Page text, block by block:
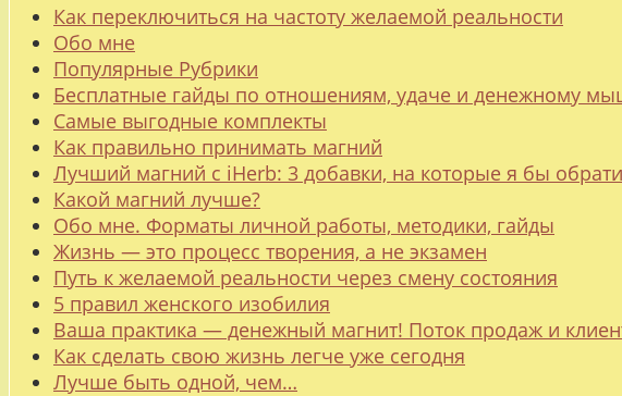
Как переключиться на частоту желаемой реальности
Обо мне
Популярные Рубрики
Бесплатные гайды по отношениям, удаче и денежному
Самые выгодные комплекты
Как правильно принимать магний
Лучший магний с iHerb: 3 добавки, на которые я бы
Какой магний лучше?
Обо мне. Форматы личной работы, методики, гайды
Жизнь — это процесс творения, а не экзамен
Путь к желаемой реальности через смену состояния
5 правил женского изобилия
Ваша практика — денежный магнит! Поток продаж и
Как сделать свою жизнь легче уже сегодня
Лучше быть одной, чем…